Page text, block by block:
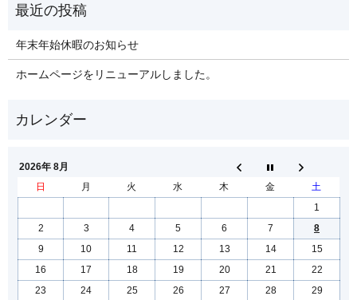
年末年始休暇のお知らせ
ホームページをリニューアルしました。
2026年 8月
日
月 火 水 木 金
土
1
2
3 4 5 6 7
8
9
10 11 12 13 14
15
16
17 18 19 20 21
22
23
24 25 26 27 28 29